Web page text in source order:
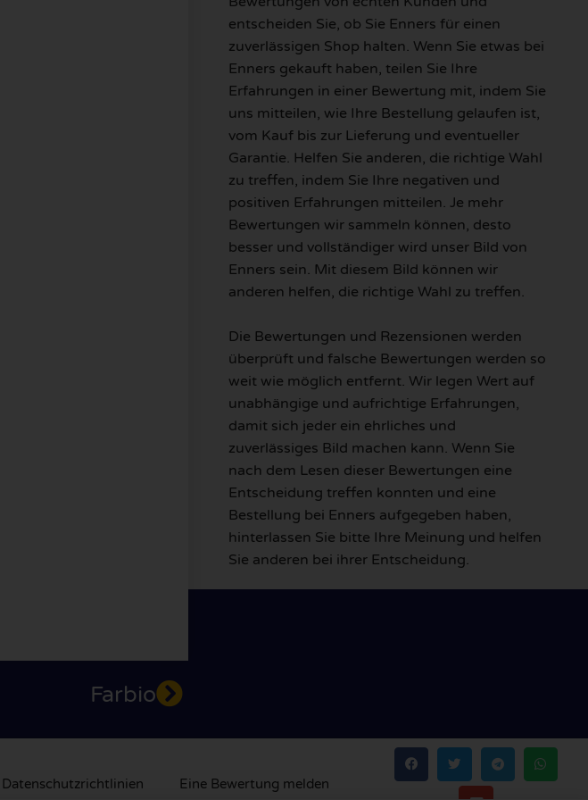
entscheiden Sie, ob Sie Enners für einen
zuverlässigen Shop halten. Wenn Sie etwas bei
Enners gekauft haben, teilen Sie Ihre
Erfahrungen in einer Bewertung mit, indem Sie
uns mitteilen, wie Ihre Bestellung gelaufen ist,
vom Kauf bis zur Lieferung und eventueller
Garantie. Helfen Sie anderen, die richtige Wahl
zu treffen, indem Sie Ihre negativen und
positiven Erfahrungen mitteilen. Je mehr
Bewertungen wir sammeln können, desto
besser und vollständiger wird unser Bild von
Enners sein. Mit diesem Bild können wir
anderen helfen, die richtige Wahl zu treffen.
Die Bewertungen und Rezensionen werden
überprüft und falsche Bewertungen werden so
weit wie möglich entfernt. Wir legen Wert auf
unabhängige und aufrichtige Erfahrungen,
damit sich jeder ein ehrliches und
zuverlässiges Bild machen kann. Wenn Sie
nach dem Lesen dieser Bewertungen eine
Entscheidung treffen konnten und eine
Bestellung bei Enners aufgegeben haben,
hinterlassen Sie bitte Ihre Meinung und helfen
Sie anderen bei ihrer Entscheidung.
Farbio
Datenschutzrichtlinien Eine Bewertung melden